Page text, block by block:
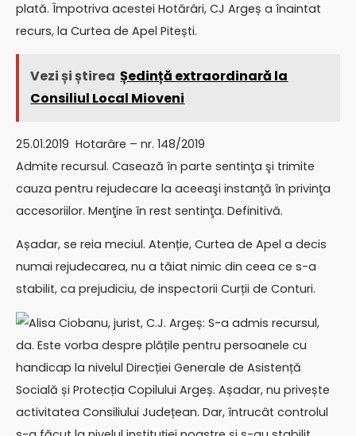
plată. Împotriva acestei Hotărâri, CJ Argeș a înaintat
recurs, la Curtea de Apel Pitești.
Vezi și știrea Ședință extraordinară la
Consiliul Local Mioveni
25.01.2019 Hotarâre – nr. 148/2019
Admite recursul. Casează în parte sentinţa şi trimite
cauza pentru rejudecare la aceeaşi instanţă în privinţa
accesoriilor. Menţine în rest sentinţa. Definitivă.
Așadar, se reia meciul. Atenție, Curtea de Apel a decis
numai rejudecarea, nu a tăiat nimic din ceea ce s-a
stabilit, ca prejudiciu, de inspectorii Curții de Conturi.
Alisa Ciobanu, jurist, C.J. Argeș: S-a admis recursul,
da. Este vorba despre plățile pentru persoanele cu
handicap la nivelul Direcției Generale de Asistență
Socială și Protecția Copilului Argeș. Așadar, nu privește
activitatea Consiliului Județean. Dar, întrucât controlul